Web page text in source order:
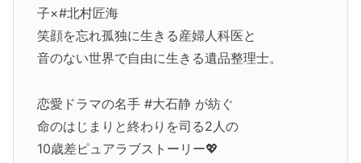
子×#北村匠海
笑顔を忘れ孤独に生きる産婦人科医と
音のない世界で自由に生きる遺品整理士。
恋愛ドラマの名手 #大石静 が紡ぐ
命のはじまりと終わりを司る2人の
10歳差ピュアラブストーリー💖